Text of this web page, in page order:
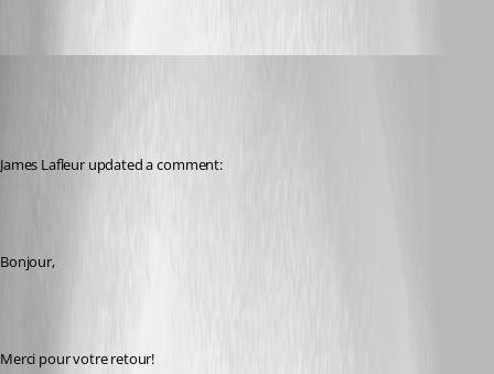
James Lafleur updated a comment:
Bonjour,
Merci pour votre retour!